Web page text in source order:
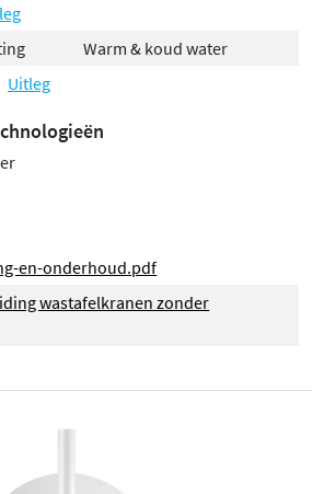
Warm & koud water
Uitleg
en-onderhoud.pdf
wastafelkranen zonder